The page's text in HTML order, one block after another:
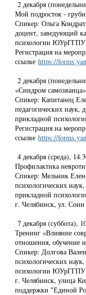
2 декабря
Мой подросток -
Спикер: Ольга
доцент, заведующий
психологии ЮУрГГПУ
Регистрация на
ссылке https://
2 декабря
«Синдром
Спикер: Капитанец
педагогических наук,
прикладной
Регистрация на
ссылке https://
4 декабря (среда),
Профилактика
Спикер: Мельник
психологических
прикладной
г. Челябинск, ул.
7 декабря
Тренинг «Влияние
отношения, обучение
Спикер: Долгова
психологических
психологии ЮУрГГПУ
г. Челябинск, улица
поддержки "Единой